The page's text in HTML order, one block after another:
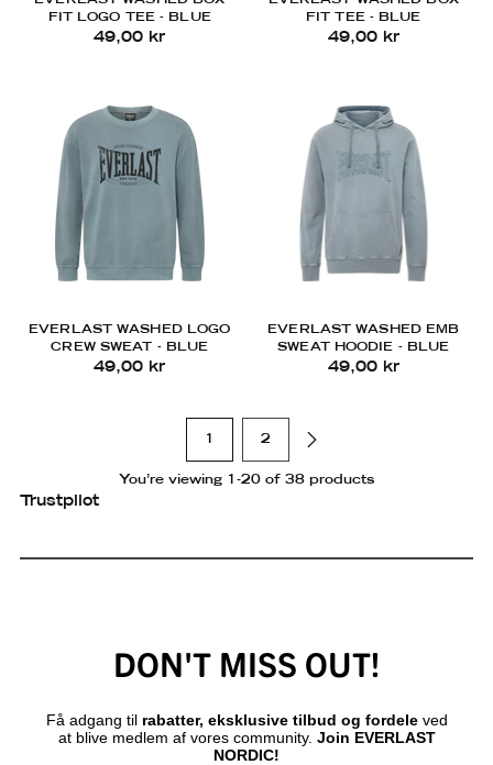
FIT LOGO TEE - BLUE
49,00 kr
FIT TEE - BLUE
49,00 kr
EVERLAST WASHED LOGO
CREW SWEAT - BLUE
49,00 kr
EVERLAST WASHED EMB
SWEAT HOODIE - BLUE
49,00 kr
1 2
You’re viewing 1-20 of 38 products
Trustpilot
DON'T MISS OUT!
Få adgang til rabatter, eksklusive tilbud og fordele ved
at blive medlem af vores community. Join EVERLAST
NORDIC!